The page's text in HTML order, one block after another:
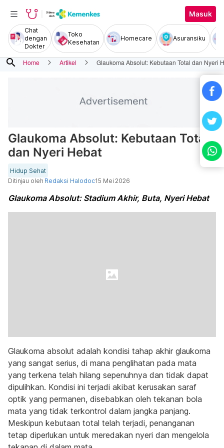
Masuk
Chat
dengan
Dokter
Toko
Kesehatan
Homecare Asuransiku
search Home Artikel Glaukoma Absolut: Kebutaan Total dan Nyeri
Glaukoma Absolut: Kebutaan Total
dan Nyeri Hebat
Hidup Sehat
Ditinjau oleh Redaksi Halodoc15 Mei 2026
Glaukoma Absolut: Stadium Akhir, Buta, Nyeri Hebat
Glaukoma absolut adalah kondisi tahap akhir glaukoma
yang sangat serius, di mana penglihatan pada mata
yang terkena telah hilang sepenuhnya dan tidak dapat
dipulihkan. Kondisi ini terjadi akibat kerusakan saraf
optik yang permanen, disebabkan oleh tekanan bola
mata yang tidak terkontrol dalam jangka panjang.
Meskipun kebutaan total telah terjadi, penanganan
tetap diperlukan untuk meredakan nyeri dan mengelola